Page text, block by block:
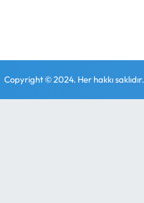
Copyright © 2024. Her hakkı saklıdır.